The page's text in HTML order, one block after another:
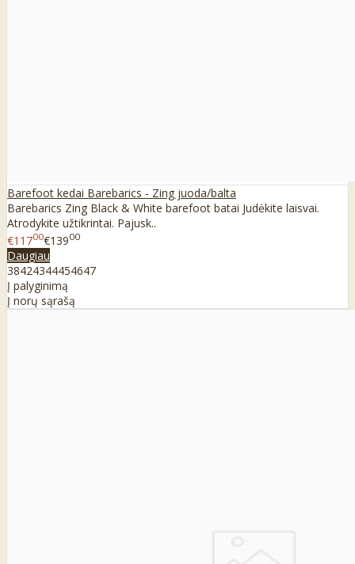
Barefoot kedai Barebarics - Zing juoda/balta
Barebarics Zing Black & White barefoot batai Judėkite laisvai.
Atrodykite užtikrintai. Pajusk..
€11700€13900
Daugiau
38424344454647
Į palyginimą
Į norų sąrašą